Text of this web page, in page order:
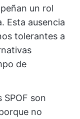
un rol
Esta ausencia
tolerantes a
de
SPOF son
no